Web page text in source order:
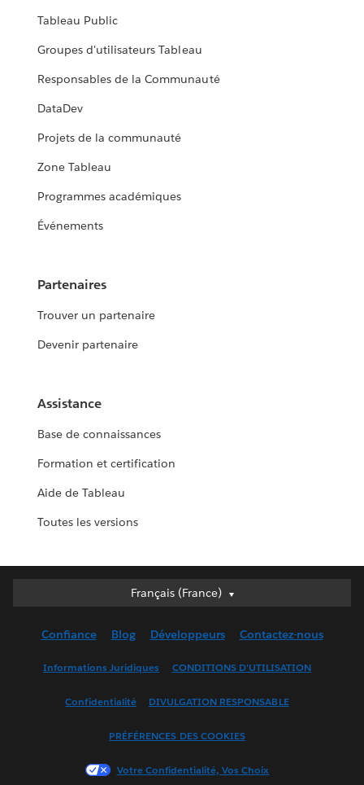
Tableau Public
Groupes d'utilisateurs Tableau
Responsables de la Communauté
DataDev
Projets de la communauté
Zone Tableau
Programmes académiques
Événements
Partenaires
Trouver un partenaire
Devenir partenaire
Assistance
Base de connaissances
Formation et certification
Aide de Tableau
Toutes les versions
Français (France)
Français (France)
English (UK)
Français (Canada)
한국어
Confiance Blog Développeurs Contactez-nous
Informations Juridiques CONDITIONS D'UTILISATION
Confidentialité DIVULGATION RESPONSABLE
PRÉFÉRENCES DES COOKIES
Votre Confidentialité, Vos Choix